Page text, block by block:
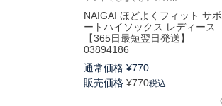
NAIGAI ほどよくフィット サポ
ートハイソックス レディース
【365日最短翌日発送】
03894186
通常価格 ¥770
販売価格 ¥770税込